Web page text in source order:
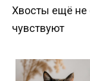
Хвосты ещё не
чувствуют